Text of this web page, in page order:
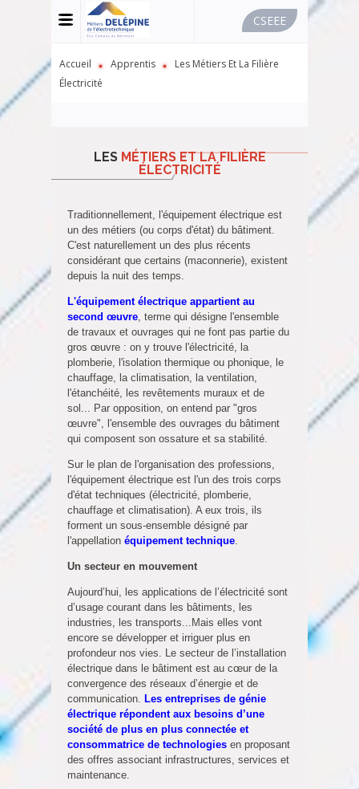
MENU
BAR
CSEEE
FIL
D'ARIANE
Accueil Apprentis
Les Métiers Et La Filière
Électricité
LES MÉTIERS ET LA FILIÈRE
ÉLECTRICITÉ
Traditionnellement, l'équipement électrique est
un des métiers (ou corps d'état) du bâtiment.
C'est naturellement un des plus récents
considérant que certains (maconnerie), existent
depuis la nuit des temps.
L'équipement électrique appartient au
second œuvre, terme qui désigne l'ensemble
de travaux et ouvrages qui ne font pas partie du
gros œuvre : on y trouve l'électricité, la
plomberie, l'isolation thermique ou phonique, le
chauffage, la climatisation, la ventilation,
l'étanchéité, les revêtements muraux et de
sol... Par opposition, on entend par "gros
œuvre", l'ensemble des ouvrages du bâtiment
qui composent son ossature et sa stabilité.
Sur le plan de l'organisation des professions,
l'équipement électrique est l'un des trois corps
d'état techniques (électricité, plomberie,
chauffage et climatisation). A eux trois, ils
forment un sous-ensemble désigné par
l'appellation équipement technique.
Un secteur en mouvement
Aujourd’hui, les applications de l’électricité sont
d’usage courant dans les bâtiments, les
industries, les transports...Mais elles vont
encore se développer et irriguer plus en
profondeur nos vies. Le secteur de l’installation
électrique dans le bâtiment est au cœur de la
convergence des réseaux d’énergie et de
communication. Les entreprises de génie
électrique répondent aux besoins d’une
société de plus en plus connectée et
consommatrice de technologies en proposant
des offres associant infrastructures, services et
maintenance.